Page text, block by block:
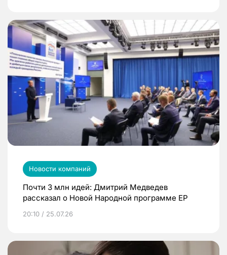
Новости компаний
Почти 3 млн идей: Дмитрий Медведев
рассказал о Новой Народной программе ЕР
20:10 / 25.07.26